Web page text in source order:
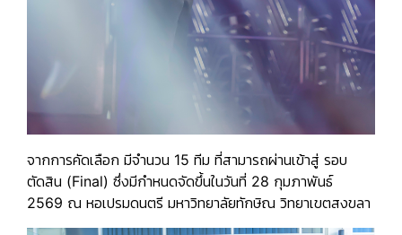
จากการคัดเลือก มีจำนวน 15 ทีม ที่สามารถผ่านเข้าสู่ รอบ
ตัดสิน (Final) ซึ่งมีกำหนดจัดขึ้นในวันที่ 28 กุมภาพันธ์
2569 ณ หอเปรมดนตรี มหาวิทยาลัยทักษิณ วิทยาเขตสงขลา